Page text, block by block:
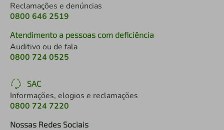
Reclamações e denúncias
0800 646 2519
Atendimento a pessoas com deficiência
Auditivo ou de fala
0800 724 0525
SAC
Informações, elogios e reclamações
0800 724 7220
Nossas Redes Sociais